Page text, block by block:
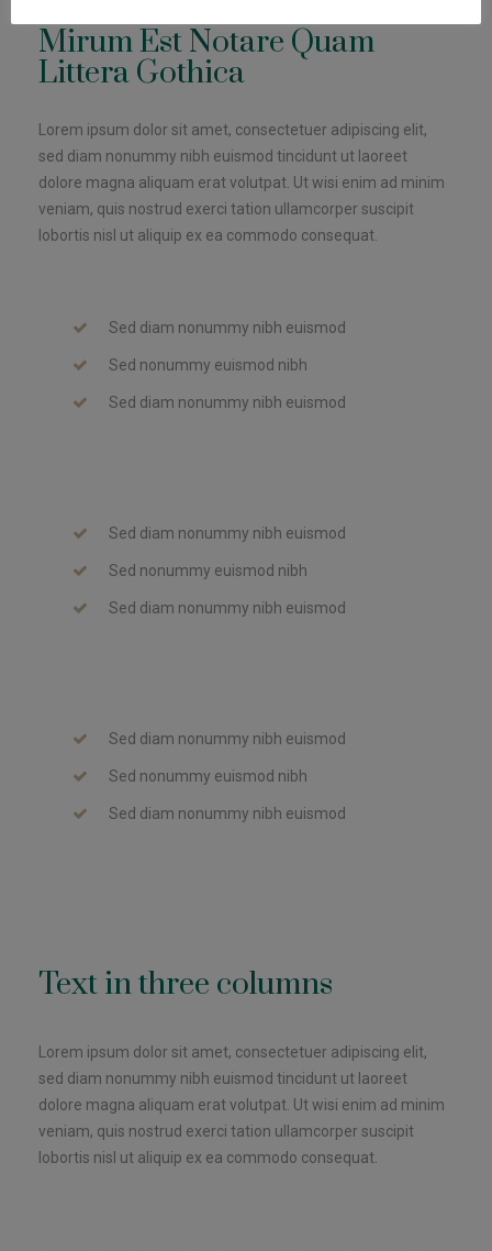
Mirum Est Notare Quam
Littera Gothica
Lorem ipsum dolor sit amet, consectetuer adipiscing elit,
sed diam nonummy nibh euismod tincidunt ut laoreet
dolore magna aliquam erat volutpat. Ut wisi enim ad minim
veniam, quis nostrud exerci tation ullamcorper suscipit
lobortis nisl ut aliquip ex ea commodo consequat.
Sed diam nonummy nibh euismod
Sed nonummy euismod nibh
Sed diam nonummy nibh euismod
Sed diam nonummy nibh euismod
Sed nonummy euismod nibh
Sed diam nonummy nibh euismod
Sed diam nonummy nibh euismod
Sed nonummy euismod nibh
Sed diam nonummy nibh euismod
Text in three columns
Lorem ipsum dolor sit amet, consectetuer adipiscing elit,
sed diam nonummy nibh euismod tincidunt ut laoreet
dolore magna aliquam erat volutpat. Ut wisi enim ad minim
veniam, quis nostrud exerci tation ullamcorper suscipit
lobortis nisl ut aliquip ex ea commodo consequat.